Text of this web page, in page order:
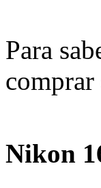
Para
Nikon